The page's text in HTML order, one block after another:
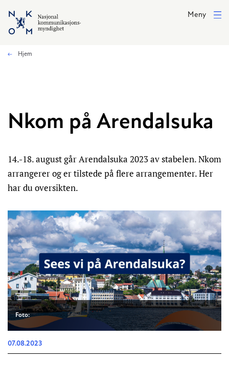
Hopp til hovedinnhold
Meny
Hjem
Nkom på Arendalsuka
14.-18. august går Arendalsuka 2023 av stabelen. Nkom
arrangerer og er tilstede på flere arrangementer. Her
har du oversikten.
Foto:
07.08.2023